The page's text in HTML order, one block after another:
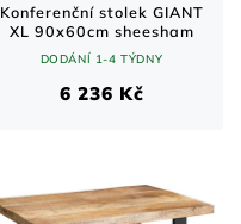
Konferenční stolek GIANT
XL 90x60cm sheesham
DODÁNÍ 1-4 TÝDNY
6 236 Kč